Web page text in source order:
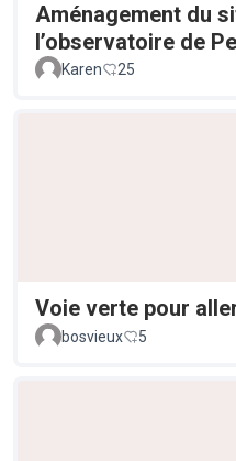
Aménagement du
l’observatoire de
Karen 25
Voie verte pour
bosvieux
5